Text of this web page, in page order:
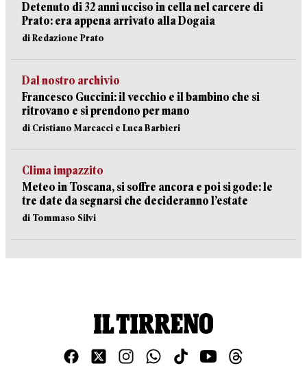
Detenuto di 32 anni ucciso in cella nel carcere di
Prato: era appena arrivato alla Dogaia
di Redazione Prato
Dal nostro archivio
Francesco Guccini: il vecchio e il bambino che si
ritrovano e si prendono per mano
di Cristiano Marcacci e Luca Barbieri
Clima impazzito
Meteo in Toscana, si soffre ancora e poi si gode: le
tre date da segnarsi che decideranno l’estate
di Tommaso Silvi